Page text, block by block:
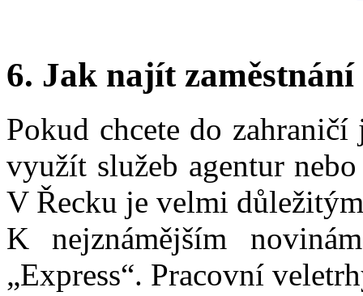
6. Jak najít zaměstnání
Pokud chcete do
využít služeb agentur
V Řecku je velmi
K nejznámějším
„Express“. Pracovní